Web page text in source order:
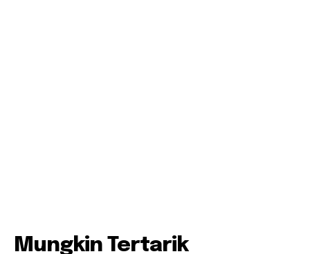
Mungkin Tertarik